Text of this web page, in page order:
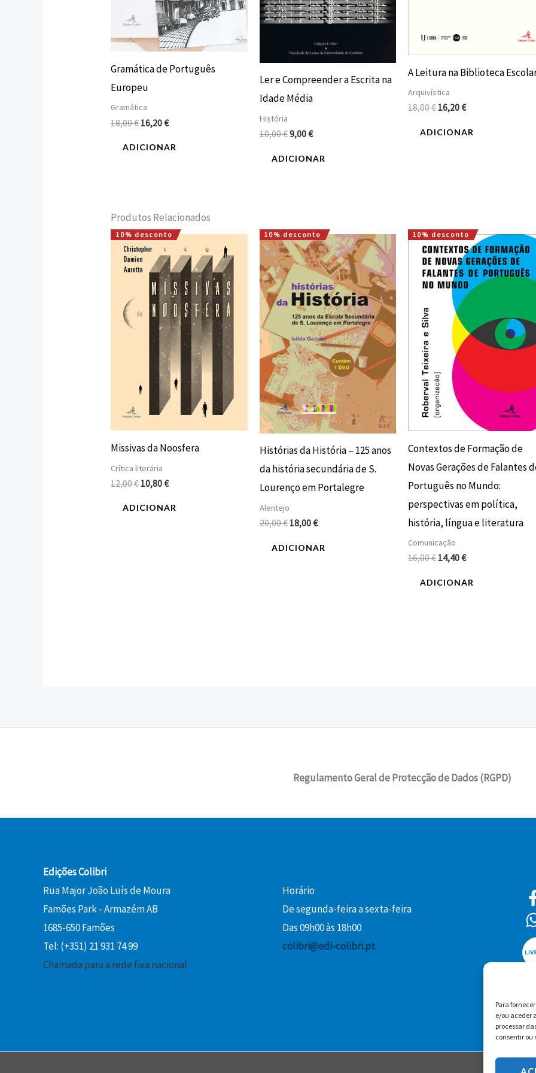
Para
e/ou aceder
processar
consentir ou
Gramática de Português
Europeu
Gramática
18,00€16,20€
ADICIONAR
Ler e Compreender a Escrita na
Idade Média
História
10,00€9,00€
ADICIONAR
A Leitura na Biblioteca
Arquivística
18,00€ 16,20€
ADICIONAR
Produtos Relacionados
10% desconto
Missivas da Noosfera
Crítica literária
12,00€
O
preço
original
era:
12,00 €.
10,80€
O
preço
atual
é:
10,80 €.
ADICIONAR
10% desconto
Histórias da História – 125 anos
da história secundária de S.
Lourenço em Portalegre
Alentejo
20,00€
O
preço
original
era:
20,00 €.
18,00€
O
preço
atual
é:
18,00 €.
ADICIONAR
10% desconto
Contextos de Formação de
Novas Gerações de Falantes
Português no Mundo:
perspectivas em política,
história, língua e literatura
Comunicação
16,00€
O
preço
original
era:
16,00 €.
14,40€
O
preço
atual
é:
14,40 €.
ADICIONAR
Regulamento Geral de Protecção de Dados (RGPD)
Edições Colibri
Rua Major João Luís de Moura
Famões Park - Armazém AB
1685-650 Famões
Tel: (+351) 21 931 74 99
Chamada para a rede fixa nacional
Horário
De segunda-feira a sexta-feira
Das 09h00 às 18h00
colibri@edi-colibri.pt